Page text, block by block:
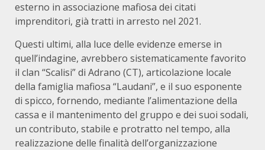
esterno in associazione mafiosa dei citati
imprenditori, già tratti in arresto nel 2021.
Questi ultimi, alla luce delle evidenze emerse in
quell’indagine, avrebbero sistematicamente favorito
il clan “Scalisi” di Adrano (CT), articolazione locale
della famiglia mafiosa “Laudani”, e il suo esponente
di spicco, fornendo, mediante l’alimentazione della
cassa e il mantenimento del gruppo e dei suoi sodali,
un contributo, stabile e protratto nel tempo, alla
realizzazione delle finalità dell’organizzazione